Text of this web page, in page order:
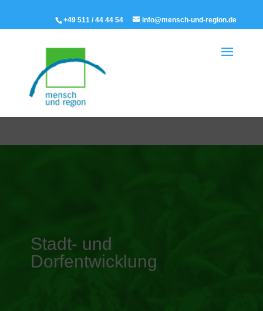
+49 511 / 44 44 54 info@mensch-und-region.de
Stadt- und
Dorfentwicklung